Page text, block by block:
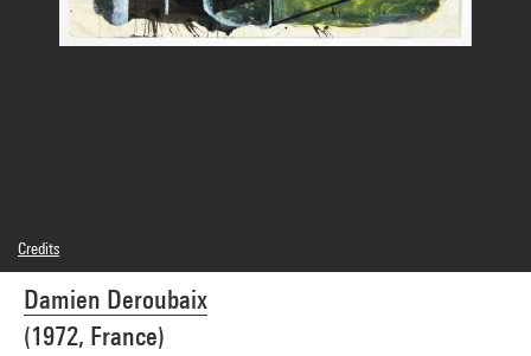
Damien Deroubaix
(1972, France)
Credits
© Adagp, Paris
Photo credits : André Morin/Dist. GrandPalaisRmn
Image reference : 4L02286
Image presentation :GrandPalaisRmnPhoto